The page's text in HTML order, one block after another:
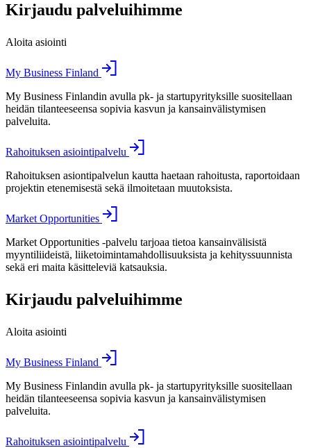
Kirjaudu palveluihimme
Aloita asiointi
My Business Finland
My Business Finlandin avulla pk- ja startupyrityksille suositellaan
heidän tilanteeseensa sopivia kasvun ja kansainvälistymisen
palveluita.
Rahoituksen asiointipalvelu
Rahoituksen asiontipalvelun kautta haetaan rahoitusta, raportoidaan
projektin etenemisestä sekä ilmoitetaan muutoksista.
Market Opportunities
Market Opportunities -palvelu tarjoaa tietoa kansainvälisistä
myyntiliideistä, liiketoimintamahdollisuuksista ja kehityssuunnista
sekä eri maita käsitteleviä katsauksia.
Kirjaudu palveluihimme
Aloita asiointi
My Business Finland
My Business Finlandin avulla pk- ja startupyrityksille suositellaan
heidän tilanteeseensa sopivia kasvun ja kansainvälistymisen
palveluita.
Rahoituksen asiointipalvelu